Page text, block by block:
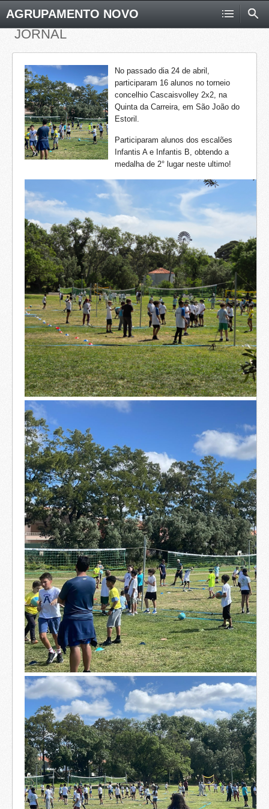
AGRUPAMENTO NOVO
JORNAL
No passado dia 24 de abril,
participaram 16 alunos no torneio
concelhio Cascaisvolley 2x2, na
Quinta da Carreira, em São João do
Estoril.
Participaram alunos dos escalões
Infantis A e Infantis B, obtendo a
medalha de 2° lugar neste ultimo!